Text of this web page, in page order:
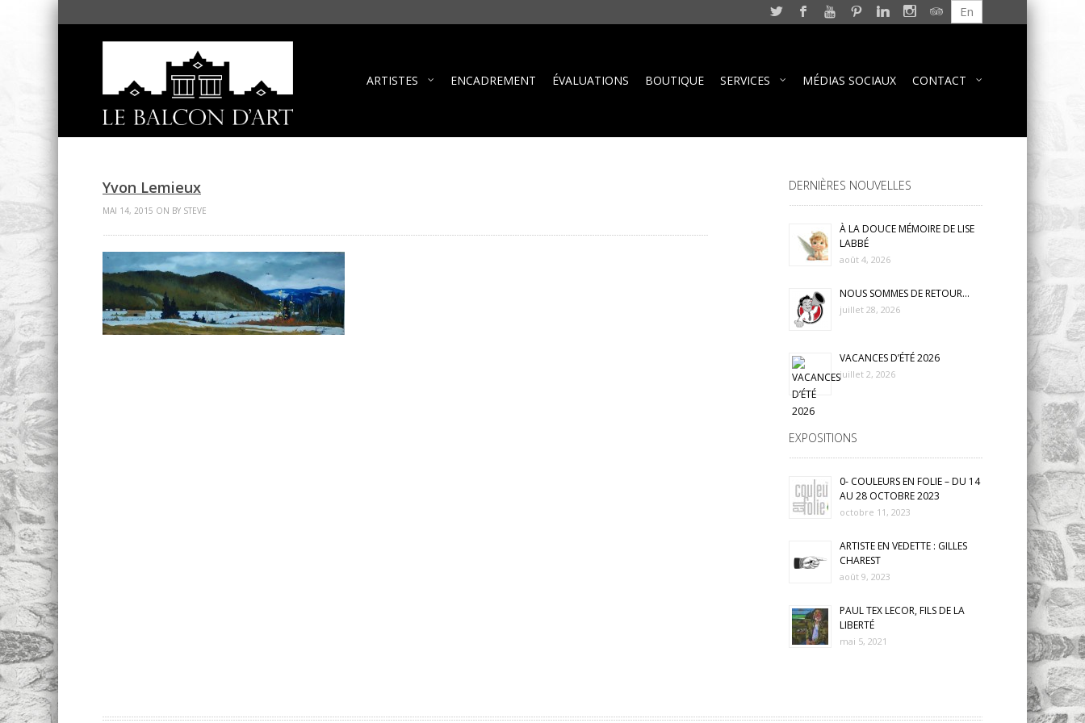
En
ARTISTES ENCADREMENT ÉVALUATIONS BOUTIQUE SERVICES MÉDIAS SOCIAUX CONTACT
Yvon Lemieux
MAI 14, 2015 ON BY STEVE
DERNIÈRES NOUVELLES
À LA DOUCE MÉMOIRE DE LISE
LABBÉ
août 4, 2026
NOUS SOMMES DE RETOUR…
juillet 28, 2026
VACANCES D’ÉTÉ 2026
juillet 2, 2026
EXPOSITIONS
0- COULEURS EN FOLIE – DU 14
AU 28 OCTOBRE 2023
octobre 11, 2023
ARTISTE EN VEDETTE : GILLES
CHAREST
août 9, 2023
PAUL TEX LECOR, FILS DE LA
LIBERTÉ
mai 5, 2021